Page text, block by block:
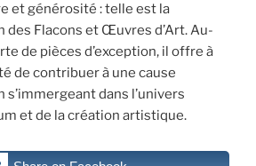
etgénérosité : telle est la
des Flacons et Œuvres d’Art. Au-
de pièces d’exception, il offre à
de contribuer à une cause
dans l’univers
et de la création artistique.